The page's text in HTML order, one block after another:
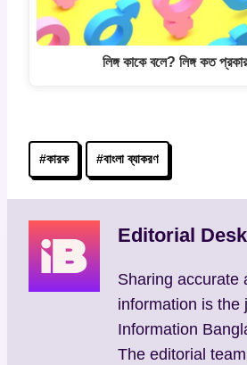
লিঙ্গ কাকে বলে? লিঙ্গ কত
Post
Tags:
#কারক #বাংলা ব্যাকরণ
Editorial Desk
Sharing accurate
information is the
Information
The editorial